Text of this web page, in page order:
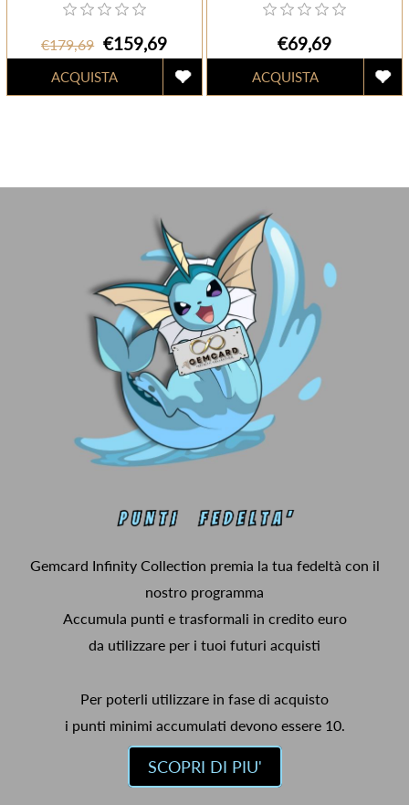
€179,69 €159,69 €69,69
Gemcard Infinity Collection premia la tua fedeltà con il
nostro programma
Accumula punti e trasformali in credito euro
da utilizzare per i tuoi futuri acquisti
Per poterli utilizzare in fase di acquisto
i punti minimi accumulati devono essere 10.
SCOPRI DI PIU'